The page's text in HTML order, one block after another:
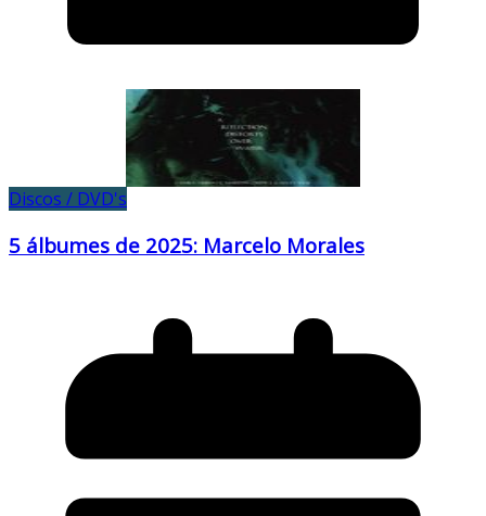
Discos / DVD's
5 álbumes de 2025: Marcelo Morales